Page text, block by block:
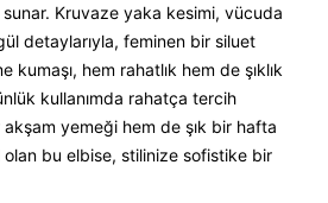
Kruvaze yaka kesimi, vücuda
detaylarıyla, feminen bir siluet
kumaşı, hem rahatlık hem de şıklık
kullanımda rahatça tercih
akşam yemeği hem de şık bir hafta
bu elbise, stilinize sofistike bir